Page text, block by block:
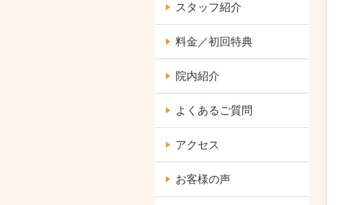
スタッフ紹介
料金／初回特典
院内紹介
よくあるご質問
アクセス
お客様の声